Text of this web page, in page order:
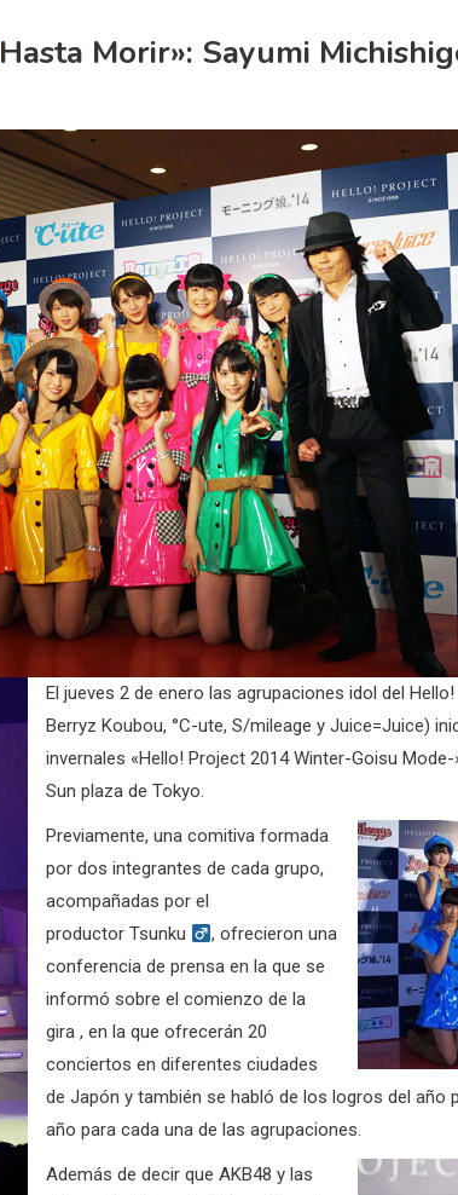
Hasta Morir»: Sayumi
El jueves 2 de enero las agrupaciones idol del
Berryz Koubou, °C-ute, S/mileage y Juice=Juice)
invernales «Hello! Project 2014 Winter-Goisu
Sun plaza de Tokyo.
Previamente, una comitiva formada
por dos integrantes de cada grupo,
acompañadas por el
productor Tsunku
, ofrecieron una
conferencia de prensa en la que se
informó sobre el comienzo de la
gira , en la que ofrecerán 20
conciertos en diferentes ciudades
de Japón y también se habló de los logros del año
año para cada una de las agrupaciones.
Además de decir que AKB48 y las